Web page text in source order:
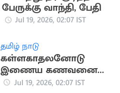
பேருக்கு வாந்தி, பேதி
Jul 19, 2026, 02:07 IST
தமிழ் நாடு
கள்ளகாதலனோடு
இணைய கணவனை
பாம்பை வைத்து
Jul 19, 2026, 02:07 IST